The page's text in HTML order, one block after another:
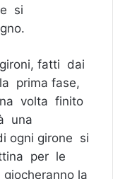
si
fatti dai
prima fase,
volta finito
una
ogni girone si
per le
la